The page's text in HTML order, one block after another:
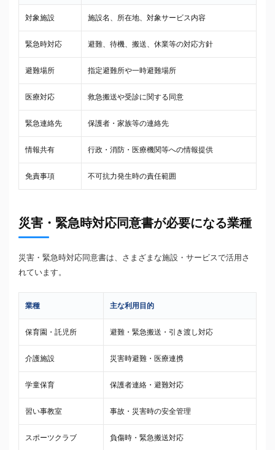
対象施設 施設名、所在地、対象サービス内容
緊急時対応 避難、待機、搬送、休業等の対応方針
避難場所 指定避難所や一時避難場所
医療対応 救急搬送や受診に関する同意
緊急連絡先 保護者・家族等の連絡先
情報共有 行政・消防・医療機関等への情報提供
免責事項 不可抗力発生時の責任範囲
災害・緊急時対応同意書が必要になる業種
災害・緊急時対応同意書は、さまざまな施設・サービスで活用さ
れています。
業種 主な利用目的
保育園・託児所 避難・緊急搬送・引き渡し対応
介護施設 災害時避難・医療連携
学童保育 保護者連絡・避難対応
習い事教室 事故・災害時の安全管理
スポーツクラブ 負傷時・緊急搬送対応